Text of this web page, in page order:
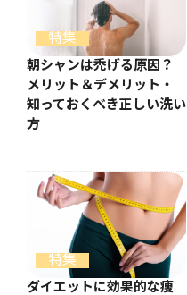
特集
朝シャンは禿げる原因？
メリット＆デメリット・
知っておくべき正しい洗い
方
特集
ダイエットに効果的な痩